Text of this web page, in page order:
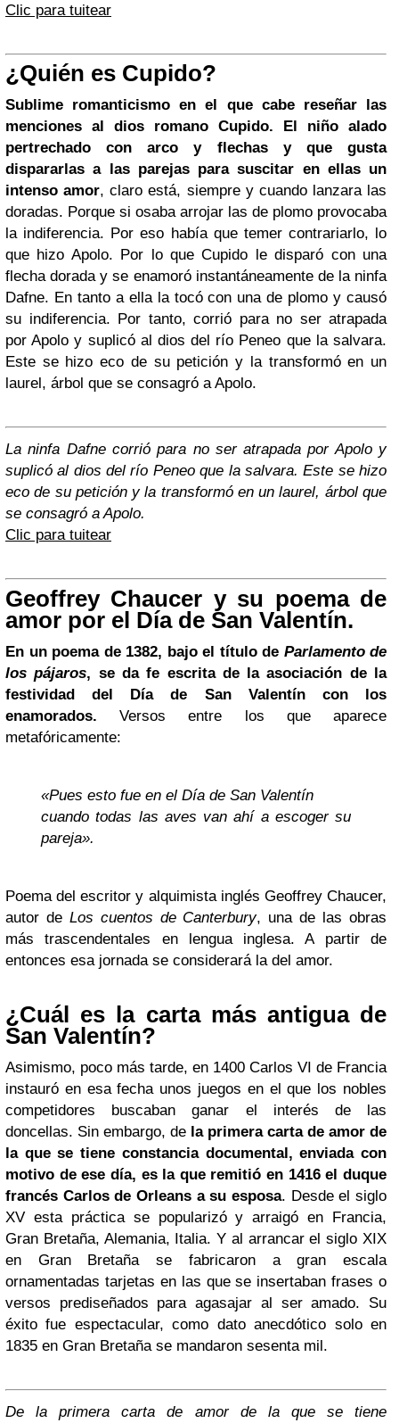
Clic para tuitear
¿Quién es Cupido?
Sublime romanticismo en el que cabe reseñar las
menciones al dios romano Cupido. El niño alado
pertrechado con arco y flechas y que gusta
dispararlas a las parejas para suscitar en ellas un
intenso amor, claro está, siempre y cuando lanzara las
doradas. Porque si osaba arrojar las de plomo provocaba
la indiferencia. Por eso había que temer contrariarlo, lo
que hizo Apolo. Por lo que Cupido le disparó con una
flecha dorada y se enamoró instantáneamente de la ninfa
Dafne. En tanto a ella la tocó con una de plomo y causó
su indiferencia. Por tanto, corrió para no ser atrapada
por Apolo y suplicó al dios del río Peneo que la salvara.
Este se hizo eco de su petición y la transformó en un
laurel, árbol que se consagró a Apolo.
La ninfa Dafne corrió para no ser atrapada por Apolo y
suplicó al dios del río Peneo que la salvara. Este se hizo
eco de su petición y la transformó en un laurel, árbol que
se consagró a Apolo.
Clic para tuitear
Geoffrey Chaucer y su poema de
amor por el Día de San Valentín.
En un poema de 1382, bajo el título de Parlamento de
los pájaros, se da fe escrita de la asociación de la
festividad del Día de San Valentín con los
enamorados. Versos entre los que aparece
metafóricamente:
«Pues esto fue en el Día de San Valentín
cuando todas las aves van ahí a escoger su
pareja».
Poema del escritor y alquimista inglés Geoffrey Chaucer,
autor de Los cuentos de Canterbury, una de las obras
más trascendentales en lengua inglesa. A partir de
entonces esa jornada se considerará la del amor.
¿Cuál es la carta más antigua de
San Valentín?
Asimismo, poco más tarde, en 1400 Carlos VI de Francia
instauró en esa fecha unos juegos en el que los nobles
competidores buscaban ganar el interés de las
doncellas. Sin embargo, de la primera carta de amor de
la que se tiene constancia documental, enviada con
motivo de ese día, es la que remitió en 1416 el duque
francés Carlos de Orleans a su esposa. Desde el siglo
XV esta práctica se popularizó y arraigó en Francia,
Gran Bretaña, Alemania, Italia. Y al arrancar el siglo XIX
en Gran Bretaña se fabricaron a gran escala
ornamentadas tarjetas en las que se insertaban frases o
versos prediseñados para agasajar al ser amado. Su
éxito fue espectacular, como dato anecdótico solo en
1835 en Gran Bretaña se mandaron sesenta mil.
De la primera carta de amor de la que se tiene